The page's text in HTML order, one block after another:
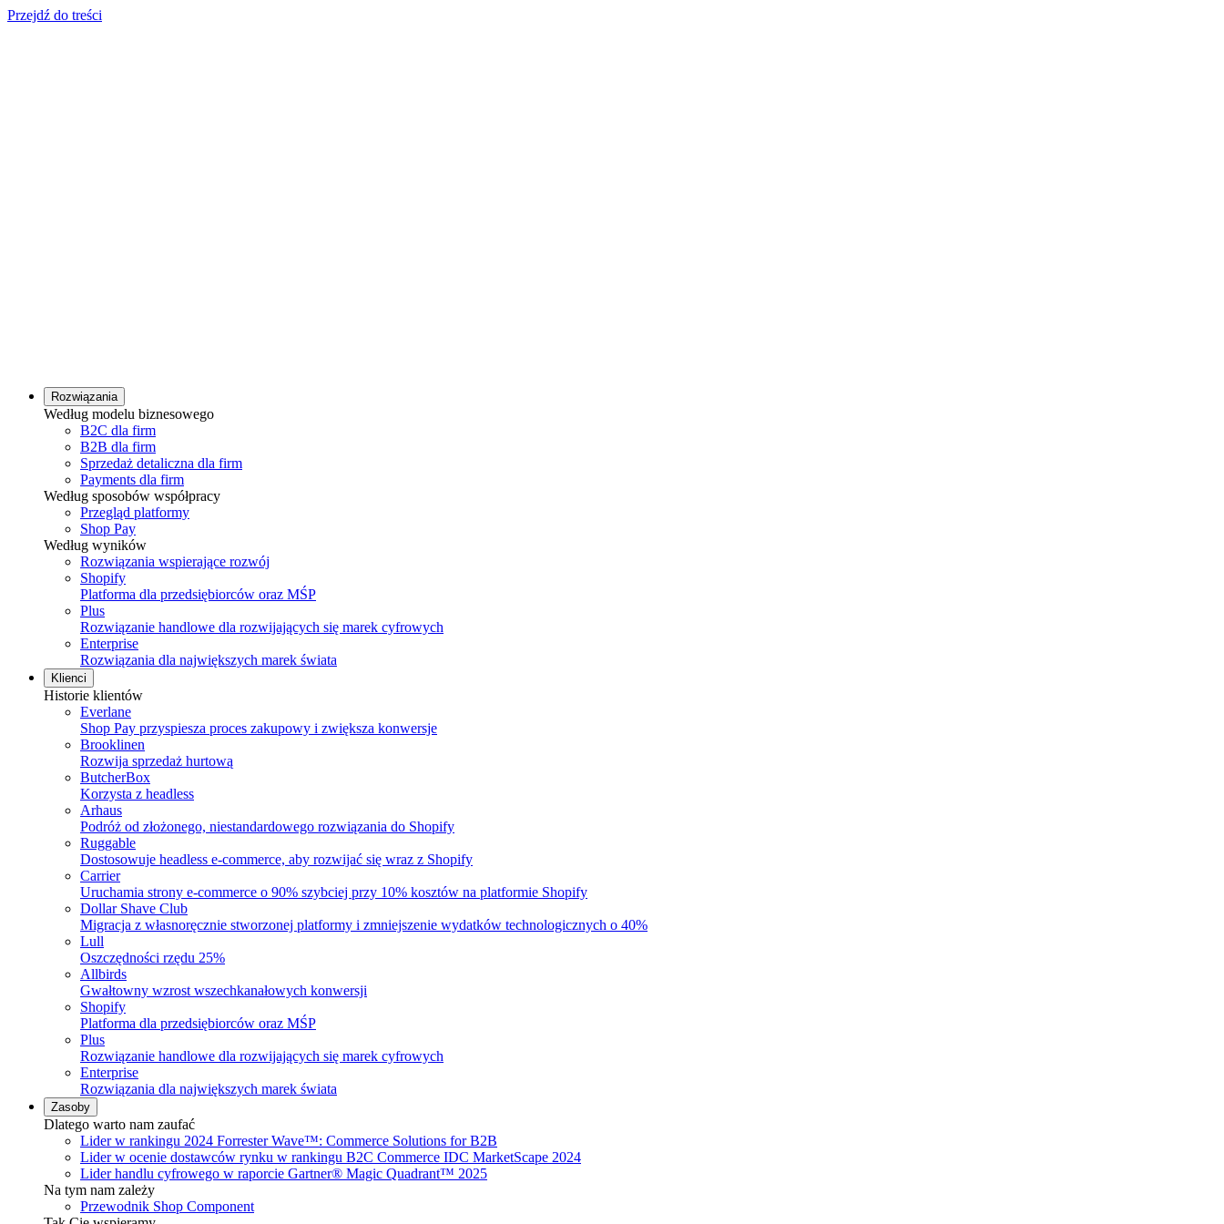
Przejdź do treści
Rozwiązania
Według modelu biznesowego
B2C dla firm
B2B dla firm
Sprzedaż detaliczna dla firm
Payments dla firm
Według sposobów współpracy
Przegląd platformy
Shop Pay
Według wyników
Rozwiązania wspierające rozwój
Shopify
Platforma dla przedsiębiorców oraz MŚP
Plus
Rozwiązanie handlowe dla rozwijających się marek cyfrowych
Enterprise
Rozwiązania dla największych marek świata
Klienci
Historie klientów
Everlane
Shop Pay przyspiesza proces zakupowy i zwiększa konwersje
Brooklinen
Rozwija sprzedaż hurtową
ButcherBox
Korzysta z headless
Arhaus
Podróż od złożonego, niestandardowego rozwiązania do Shopify
Ruggable
Dostosowuje headless e-commerce, aby rozwijać się wraz z Shopify
Carrier
Uruchamia strony e-commerce o 90% szybciej przy 10% kosztów na platformie Shopify
Dollar Shave Club
Migracja z własnoręcznie stworzonej platformy i zmniejszenie wydatków technologicznych o 40%
Lull
Oszczędności rzędu 25%
Allbirds
Gwałtowny wzrost wszechkanałowych konwersji
Shopify
Platforma dla przedsiębiorców oraz MŚP
Plus
Rozwiązanie handlowe dla rozwijających się marek cyfrowych
Enterprise
Rozwiązania dla największych marek świata
Zasoby
Dlatego warto nam zaufać
Lider w rankingu 2024 Forrester Wave™: Commerce Solutions for B2B
Lider w ocenie dostawców rynku w rankingu B2C Commerce IDC MarketScape 2024
Lider handlu cyfrowego w raporcie Gartner® Magic Quadrant™ 2025
Na tym nam zależy
Przewodnik Shop Component